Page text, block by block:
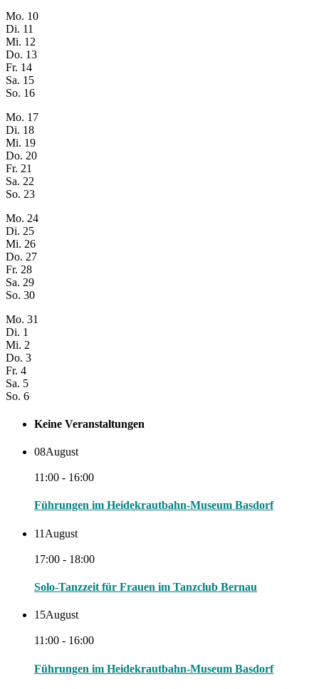
Mo. 10
Di. 11
Mi. 12
Do. 13
Fr. 14
Sa. 15
So. 16
Mo. 17
Di. 18
Mi. 19
Do. 20
Fr. 21
Sa. 22
So. 23
Mo. 24
Di. 25
Mi. 26
Do. 27
Fr. 28
Sa. 29
So. 30
Mo. 31
Di. 1
Mi. 2
Do. 3
Fr. 4
Sa. 5
So. 6
Keine Veranstaltungen
08August
11:00 - 16:00
Führungen im Heidekrautbahn-Museum Basdorf
11 August
17:00 - 18:00
Solo-Tanzzeit für Frauen im Tanzclub Bernau
15August
11:00 - 16:00
Führungen im Heidekrautbahn-Museum Basdorf